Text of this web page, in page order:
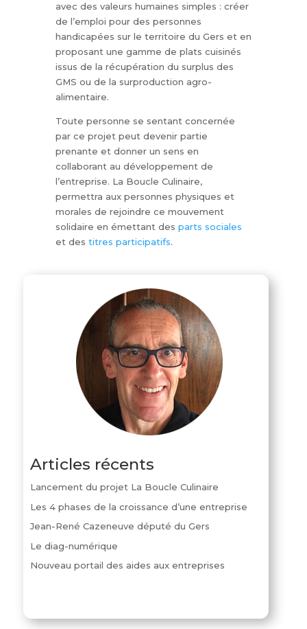
avec des valeurs humaines simples : créer
de l’emploi pour des personnes
handicapées sur le territoire du Gers et en
proposant une gamme de plats cuisinés
issus de la récupération du surplus des
GMS ou de la surproduction agro-
alimentaire.
Toute personne se sentant concernée
par ce projet peut devenir partie
prenante et donner un sens en
collaborant au développement de
l’entreprise. La Boucle Culinaire,
permettra aux personnes physiques et
morales de rejoindre ce mouvement
solidaire en émettant des parts sociales
et des titres participatifs.
Articles récents
Lancement du projet La Boucle Culinaire
Les 4 phases de la croissance d’une entreprise
Jean-René Cazeneuve député du Gers
Le diag-numérique
Nouveau portail des aides aux entreprises